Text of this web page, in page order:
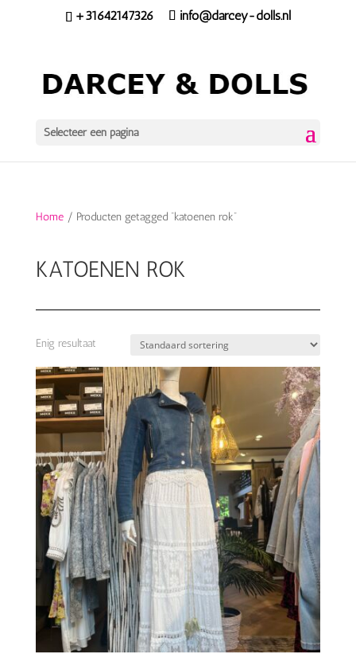
+31642147326 info@darcey-dolls.nl
Selecteer een pagina
Home/ Producten getagged “katoenen rok”
KATOENEN ROK
Enig resultaat